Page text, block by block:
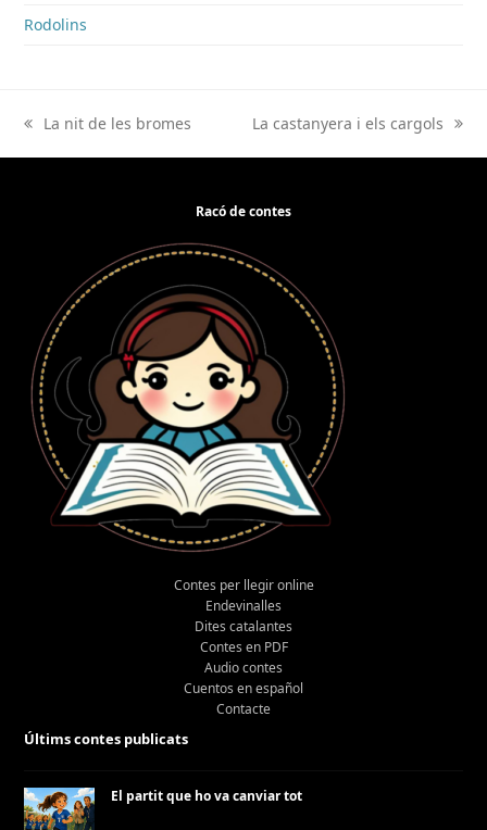
Rodolins
previous
post:
La nit de les bromes
next
post:
La castanyera i els cargols
Racó de contes
Contes per llegir online
Endevinalles
Dites catalantes
Contes en PDF
Audio contes
Cuentos en español
Contacte
Últims contes publicats
El partit que ho va canviar tot